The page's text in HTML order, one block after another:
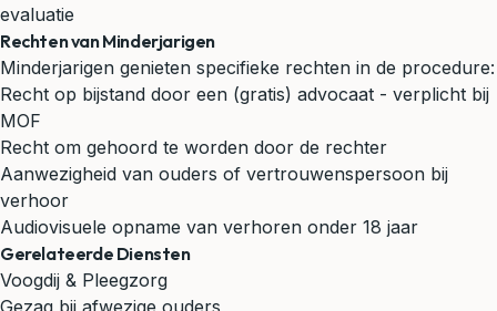
evaluatie
Rechten van Minderjarigen
Minderjarigen genieten specifieke rechten in de procedure:
Recht op bijstand door een (gratis) advocaat - verplicht bij
MOF
Recht om gehoord te worden door de rechter
Aanwezigheid van ouders of vertrouwenspersoon bij
verhoor
Audiovisuele opname van verhoren onder 18 jaar
Gerelateerde Diensten
Voogdij & Pleegzorg
Gezag bij afwezige ouders